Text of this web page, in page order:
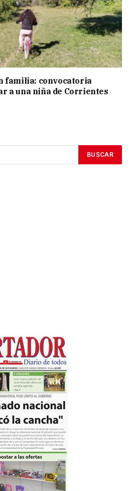
familia: convocatoria
a una niña de Corrientes